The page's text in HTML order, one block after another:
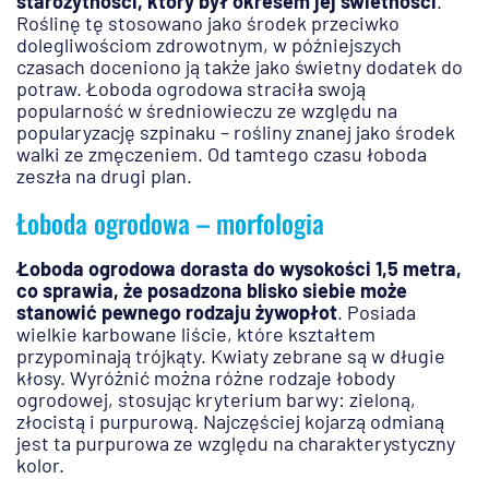
Roślinę tę stosowano jako środek przeciwko
dolegliwościom zdrowotnym, w późniejszych
czasach doceniono ją także jako świetny dodatek do
potraw. Łoboda ogrodowa straciła swoją
popularność w średniowieczu ze względu na
popularyzację szpinaku – rośliny znanej jako środek
walki ze zmęczeniem. Od tamtego czasu łoboda
zeszła na drugi plan.
Łoboda ogrodowa – morfologia
Łoboda ogrodowa dorasta do wysokości 1,5 metra,
co sprawia, że posadzona blisko siebie może
stanowić pewnego rodzaju żywopłot. Posiada
wielkie karbowane liście, które kształtem
przypominają trójkąty. Kwiaty zebrane są w długie
kłosy. Wyróżnić można różne rodzaje łobody
ogrodowej, stosując kryterium barwy: zieloną,
złocistą i purpurową. Najczęściej kojarzą odmianą
jest ta purpurowa ze względu na charakterystyczny
kolor.